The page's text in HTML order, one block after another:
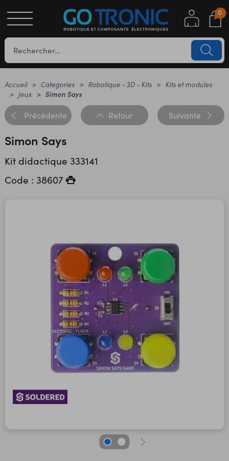
0
Accueil Categories Robotique - 3D - Kits
Kits et modules
Jeux
Simon Says
Précédente Retour Suivante
Simon Says
Kit didactique 333141
Code : 38607